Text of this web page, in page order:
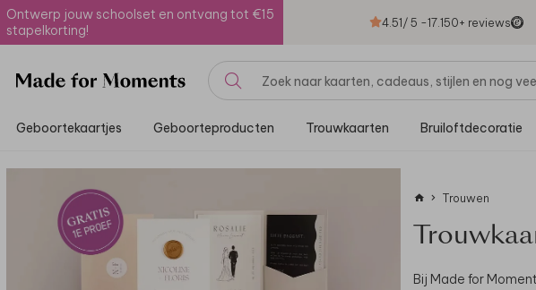
Ontwerp jouw schoolset en ontvang tot €15
stapelkorting!
4.51/ 5 -17.150+ reviews
Geboortekaartjes Geboorteproducten Trouwkaarten Bruiloftdecoratie
Trouwen
Bij Made for